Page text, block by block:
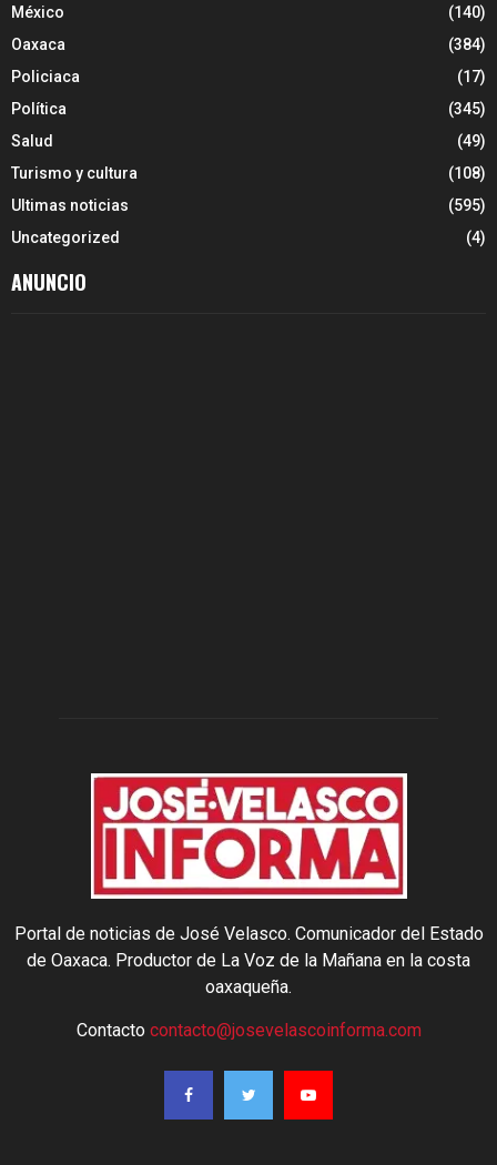
México
(140)
Oaxaca
(384)
Policiaca
(17)
Política
(345)
Salud
(49)
Turismo y cultura
(108)
Ultimas noticias
(595)
Uncategorized
(4)
ANUNCIO
Portal de noticias de José Velasco. Comunicador del Estado
de Oaxaca. Productor de La Voz de la Mañana en la costa
oaxaqueña.
Contacto contacto@josevelascoinforma.com